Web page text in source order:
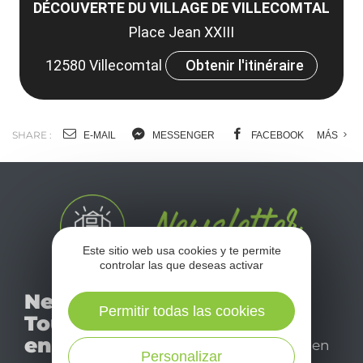
DÉCOUVERTE DU VILLAGE DE VILLECOMTAL
Place Jean XXIII
12580 Villecomtal
Obtenir l'itinéraire
SHARE : E-MAIL MESSENGER FACEBOOK MÁS
Newsletter
Tourismo
en Aveyron
mensual newsletter y
déjese inspirar para
disfrutar de su estancia en
Este sitio web usa cookies y te permite
controlar las que deseas activar
Personalizar
Permitir todas las cookies